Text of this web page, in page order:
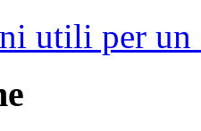
utili per un